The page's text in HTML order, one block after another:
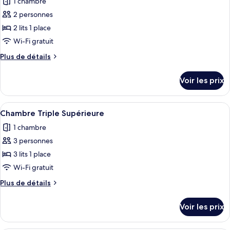
Chambre
Double
les
photos
pour
ce
type
de
Chambre
Supérieure
avec
lits
jumeaux
2 personnes
2 lits 1 place
Wi-Fi gratuit
Plus de détails
Plus
le
type
de
Chambre
Supérieure
lits
jumeaux
Voir les prix
Afficher
toutes
les
photos
pour
ce
type
de
Chambre
Triple
Chambre Triple Supérieure |
1
Chambre Triple Supérieure
1 chambre
3 personnes
3 lits 1 place
Wi-Fi gratuit
Plus de détails
Plus
le
Voir les prix